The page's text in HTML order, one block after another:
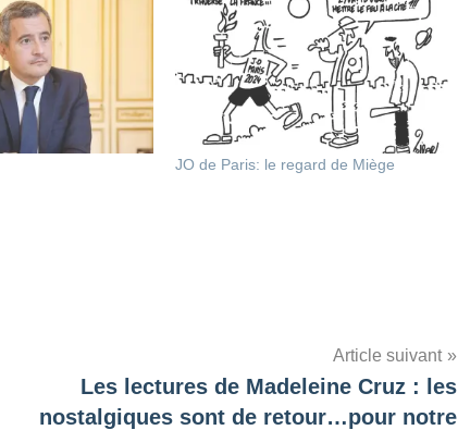
JO de Paris: le regard de Miège
Article suivant
Les lectures de Madeleine Cruz : les
nostalgiques sont de retour…pour notre